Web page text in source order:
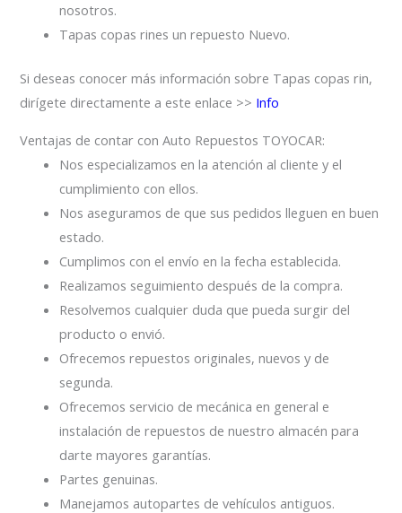
nosotros.
Tapas copas rines un repuesto Nuevo.
Si deseas conocer más información sobre Tapas copas rin,
dirígete directamente a este enlace >> Info
Ventajas de contar con Auto Repuestos TOYOCAR:
Nos especializamos en la atención al cliente y el
cumplimiento con ellos.
Nos aseguramos de que sus pedidos lleguen en buen
estado.
Cumplimos con el envío en la fecha establecida.
Realizamos seguimiento después de la compra.
Resolvemos cualquier duda que pueda surgir del
producto o envió.
Ofrecemos repuestos originales, nuevos y de
segunda.
Ofrecemos servicio de mecánica en general e
instalación de repuestos de nuestro almacén para
darte mayores garantías.
Partes genuinas.
Manejamos autopartes de vehículos antiguos.